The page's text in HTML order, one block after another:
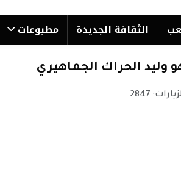
الثقافة الجدیدة مطبوعات
الحراك الجماهيري
2847